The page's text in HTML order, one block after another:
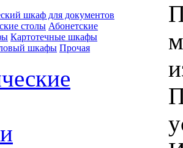
шкаф для документов
столы Абонетские
Картотечные шкафы
шкафы Прочая